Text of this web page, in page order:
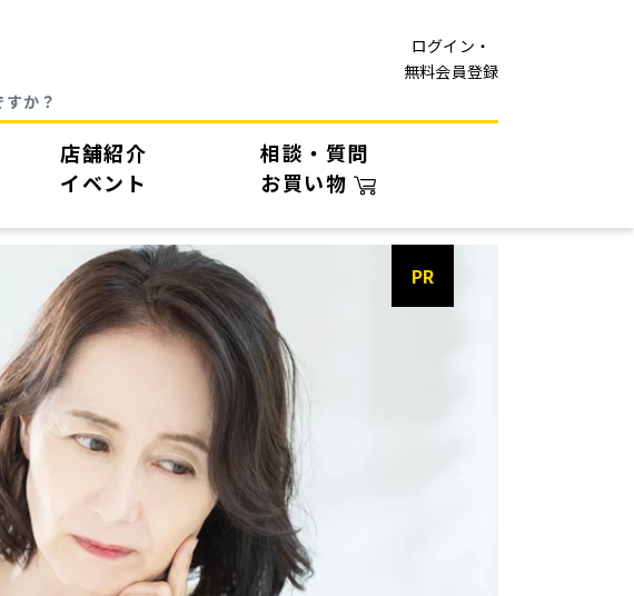
ログイン・
無料会員登録
店舗紹介
相談・質問
イベント お買い物
PR